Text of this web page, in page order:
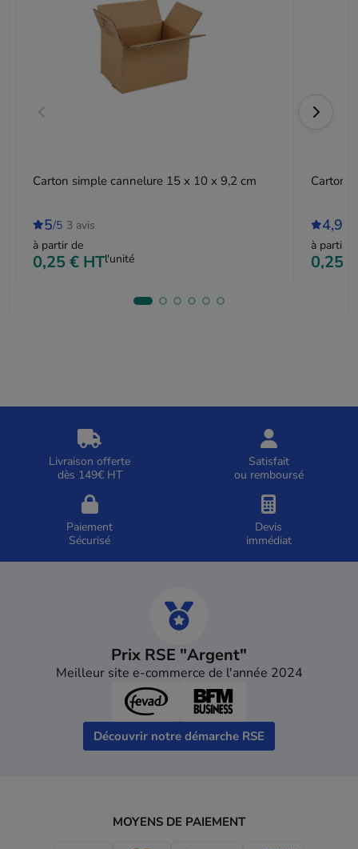
Carton simple cannelure 15 x 10 x 9,2 cm
5/5 3 avis
à partir de
0,25 € HTl'unité
Carton
4,9
à partir
0,25 €
Livraison offerte
dès 149€ HT
Satisfait
ou remboursé
Paiement
Sécurisé
Devis
immédiat
Prix RSE "Argent"
Meilleur site e-commerce de l'année 2024
Découvrir notre démarche RSE
MOYENS DE PAIEMENT